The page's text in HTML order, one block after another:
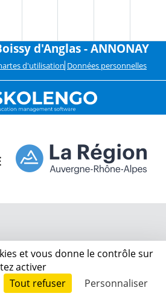
d'Anglas - ANNONAY
d'utilisation Données personnelles
et vous donne le contrôle sur
activer
Tout refuser Personnaliser